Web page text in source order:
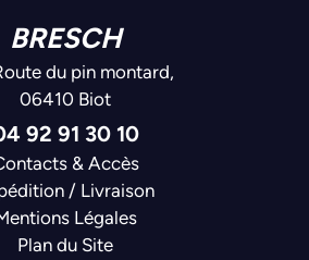
BRESCH
du pin montard,
06410 Biot
92 91 30 10
& Accès
/ Livraison
Légales
Plan du Site